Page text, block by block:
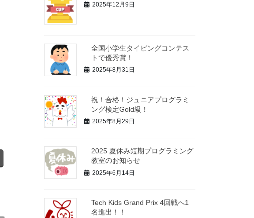
2025年12月9日
全国小学生タイピングコンテス
トで優秀賞！
2025年8月31日
祝！合格！ジュニアプログラミ
ング検定Gold級！
2025年8月29日
2025 夏休み短期プログラミング
教室のお知らせ
2025年6月14日
Tech Kids Grand Prix 4回戦へ1
名進出！！